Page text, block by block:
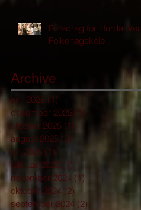
Foredrag for Hurdal Verk
Folkehøgskole
Archive
juni 2026 (1)
desember 2025 (1)
oktober 2025 (1)
august 2025 (2)
juli 2025 (1)
februar 2025 (1)
november 2024 (1)
oktober 2024 (2)
september 2024 (2)